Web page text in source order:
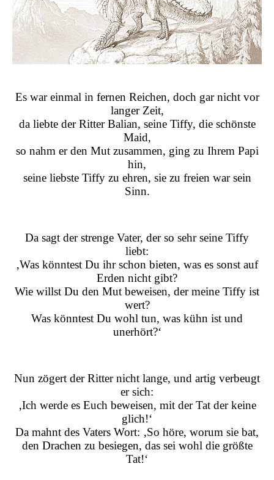
Es war einmal in fernen Reichen, doch gar nicht vor
langer Zeit,
da liebte der Ritter Balian, seine Tiffy, die schönste
Maid,
so nahm er den Mut zusammen, ging zu Ihrem Papi
hin,
seine liebste Tiffy zu ehren, sie zu freien war sein
Sinn.
Da sagt der strenge Vater, der so sehr seine Tiffy
liebt:
‚Was könntest Du ihr schon bieten, was es sonst auf
Erden nicht gibt?
Wie willst Du den Mut beweisen, der meine Tiffy ist
wert?
Was könntest Du wohl tun, was kühn ist und
unerhört?‘
Nun zögert der Ritter nicht lange, und artig verbeugt
er sich:
‚Ich werde es Euch beweisen, mit der Tat der keine
glich!‘
Da mahnt des Vaters Wort: ‚So höre, worum sie bat,
den Drachen zu besiegen, das sei wohl die größte
Tat!‘